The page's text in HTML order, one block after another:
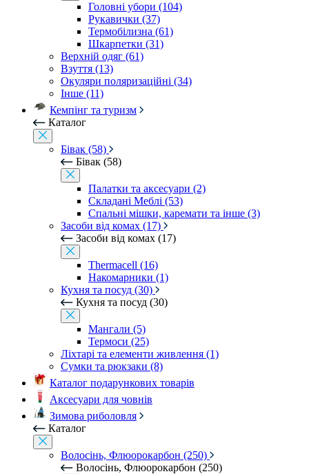
Головні убори (104)
Рукавички (37)
Термобілизна (61)
Шкарпетки (31)
Верхній одяг (61)
Взуття (13)
Окуляри поляризаційні (34)
Інше (11)
Кемпінг та туризм
Каталог
Бівак (58)
Бівак (58)
Палатки та аксесуари (2)
Складані Меблі (53)
Спальні мішки, каремати та інше (3)
Засоби від комах (17)
Засоби від комах (17)
Thermacell (16)
Накомарники (1)
Кухня та посуд (30)
Кухня та посуд (30)
Мангали (5)
Термоси (25)
Ліхтарі та елементи живлення (1)
Сумки та рюкзаки (8)
Каталог подарункових товарів
Аксесуари для човнів
Зимова риболовля
Каталог
Волосінь, Флюорокарбон (250)
Волосінь, Флюорокарбон (250)